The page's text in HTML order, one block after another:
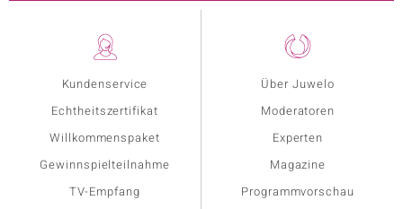
Kundenservice
Echtheitszertifikat
Willkommenspaket
Gewinnspielteilnahme
TV-Empfang
Über Juwelo
Moderatoren
Experten
Magazine
Programmvorschau